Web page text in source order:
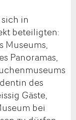
in
beteiligten:
Museums,
Panoramas,
des
Gäste,
bei